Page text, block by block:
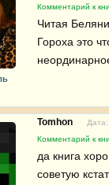
Комментарий к
Читая
Гороха это
Tomhon
Комментарий к
да книга
советую